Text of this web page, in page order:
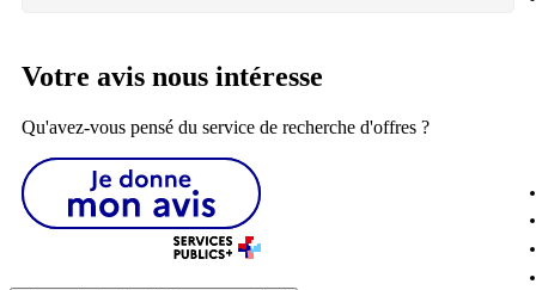
Votre avis nous intéresse
Qu'avez-vous pensé du service de recherche d'offres ?